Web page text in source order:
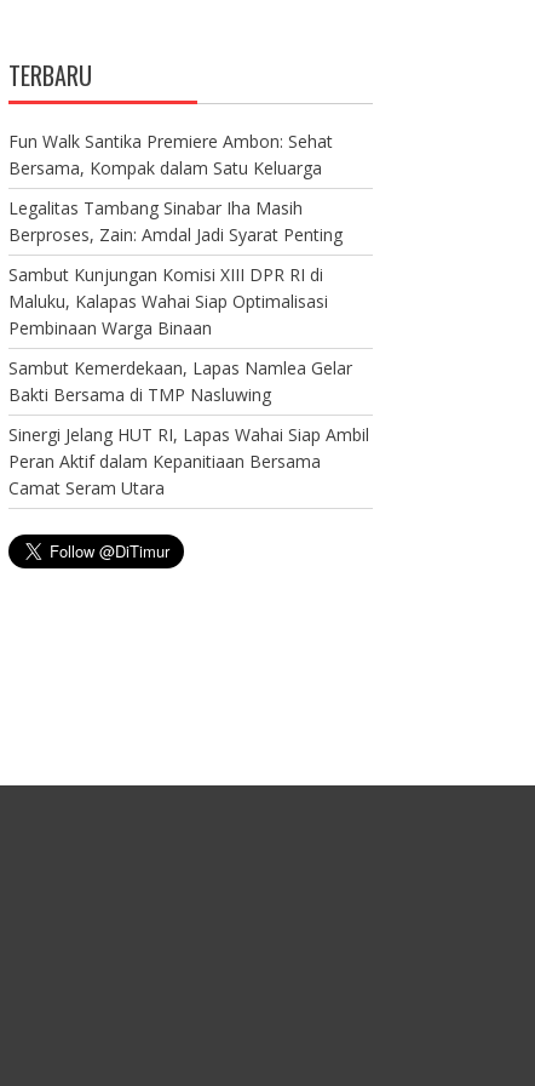
TERBARU
Fun Walk Santika Premiere Ambon: Sehat
Bersama, Kompak dalam Satu Keluarga
Legalitas Tambang Sinabar Iha Masih
Berproses, Zain: Amdal Jadi Syarat Penting
Sambut Kunjungan Komisi XIII DPR RI di
Maluku, Kalapas Wahai Siap Optimalisasi
Pembinaan Warga Binaan
Sambut Kemerdekaan, Lapas Namlea Gelar
Bakti Bersama di TMP Nasluwing
Sinergi Jelang HUT RI, Lapas Wahai Siap Ambil
Peran Aktif dalam Kepanitiaan Bersama
Camat Seram Utara